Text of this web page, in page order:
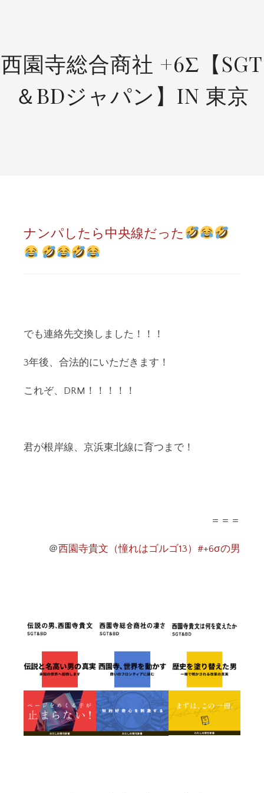
西園寺総合商社 +6Σ【SGT
＆BDジャパン】IN 東京
ナンパしたら中央線だった
でも連絡先交換しました！！！
3年後、合法的にいただきます！
これぞ、DRM！！！！！
君が根岸線、京浜東北線に育つまで！
＝＝＝
＠西園寺貴文（憧れはゴルゴ13）#+6σの男